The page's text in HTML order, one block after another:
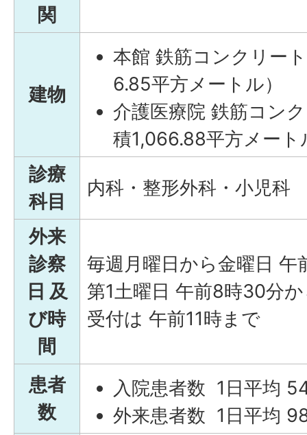
関
建物
本館 鉄筋コンクリー
6.85平方メートル）
介護医療院 鉄筋コン
積1,066.88平方メート
診療
科目
内科・整形外科・小児科
外来
診察
日 及
び時
間
毎週月曜日から金曜日
第1土曜日 午前8時30分
受付は 午前11時まで
患者
数
入院患者数 1日平均
外来患者数 1日平均